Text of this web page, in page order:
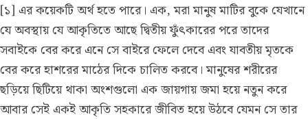
[১] এর কয়েকটি অর্থ হতে পারে। এক, মরা মানুষ মাটির বুকে যেখানে
যে অবস্থায় যে আকৃতিতে আছে দ্বিতীয় ফুঁৎকারের পরে তাদের
সবাইকে বের করে এনে সে বাইরে ফেলে দেবে এবং যাবতীয় মৃতকে
বের করে হাশরের মাঠের দিকে চালিত করবে। মানুষের শরীরের
ছড়িয়ে ছিটিয়ে থাকা অংশগুলো এক জায়গায় জমা হয়ে নতুন করে
আবার সেই একই আকৃতি সহকারে জীবিত হয়ে উঠবে যেমন সে তার